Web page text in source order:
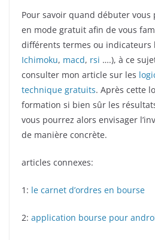
Pour savoir quand débuter vous
en mode gratuit afin de vous
différents termes ou indicateurs
Ichimoku, macd, rsi ….), à ce
consulter mon article sur les
technique gratuits. Après cette
formation si bien sûr les
vous pourrez alors envisager
de manière concrète.
articles connexes:
1: le carnet d’ordres en bourse
2: application bourse pour